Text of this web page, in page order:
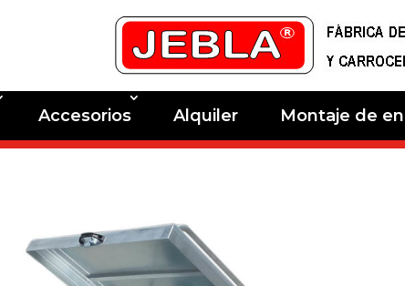
Accesorios Alquiler Montaje de